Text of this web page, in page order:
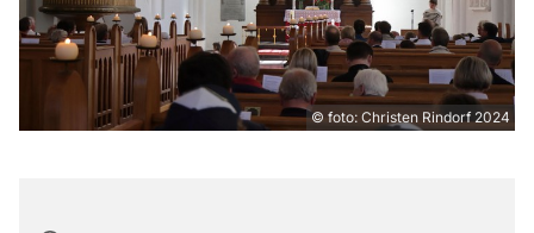
© foto: Christen Rindorf 2024